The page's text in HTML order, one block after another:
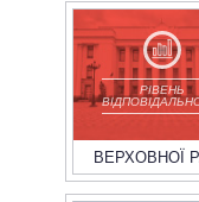
РІВЕНЬ
ВЕРХОВНОЇ